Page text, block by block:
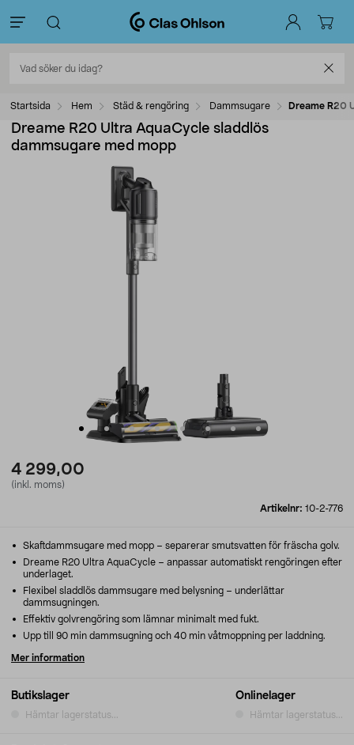
Startsida Hem Städ & rengöring Dammsugare Dreame R20
Dreame R20 Ultra AquaCycle sladdlös
dammsugare med mopp
4 299,00
(inkl. moms)
Artikelnr: 10-2-776
Butikslager
Hämtar lagerstatus...
Onlinelager
Hämtar lagerstatus...
Skaftdammsugare med mopp – separerar smutsvatten för fräscha golv.
Dreame R20 Ultra AquaCycle – anpassar automatiskt rengöringen efter
underlaget.
Flexibel sladdlös dammsugare med belysning – underlättar
dammsugningen.
Effektiv golvrengöring som lämnar minimalt med fukt.
Upp till 90 min dammsugning och 40 min våtmoppning per laddning.
Mer information